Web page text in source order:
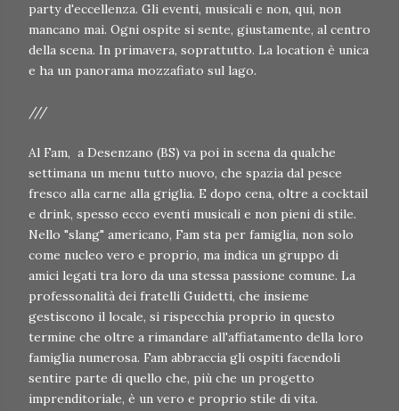
party d'eccellenza. Gli eventi, musicali e non, qui, non
mancano mai. Ogni ospite si sente, giustamente, al centro
della scena. In primavera, soprattutto. La location è unica
e ha un panorama mozzafiato sul lago.
///
Al Fam, a Desenzano (BS) va poi in scena da qualche
settimana un menu tutto nuovo, che spazia dal pesce
fresco alla carne alla griglia. E dopo cena, oltre a cocktail
e drink, spesso ecco eventi musicali e non pieni di stile.
Nello "slang" americano, Fam sta per famiglia, non solo
come nucleo vero e proprio, ma indica un gruppo di
amici legati tra loro da una stessa passione comune. La
professonalità dei fratelli Guidetti, che insieme
gestiscono il locale, si rispecchia proprio in questo
termine che oltre a rimandare all'affiatamento della loro
famiglia numerosa. Fam abbraccia gli ospiti facendoli
sentire parte di quello che, più che un progetto
imprenditoriale, è un vero e proprio stile di vita.